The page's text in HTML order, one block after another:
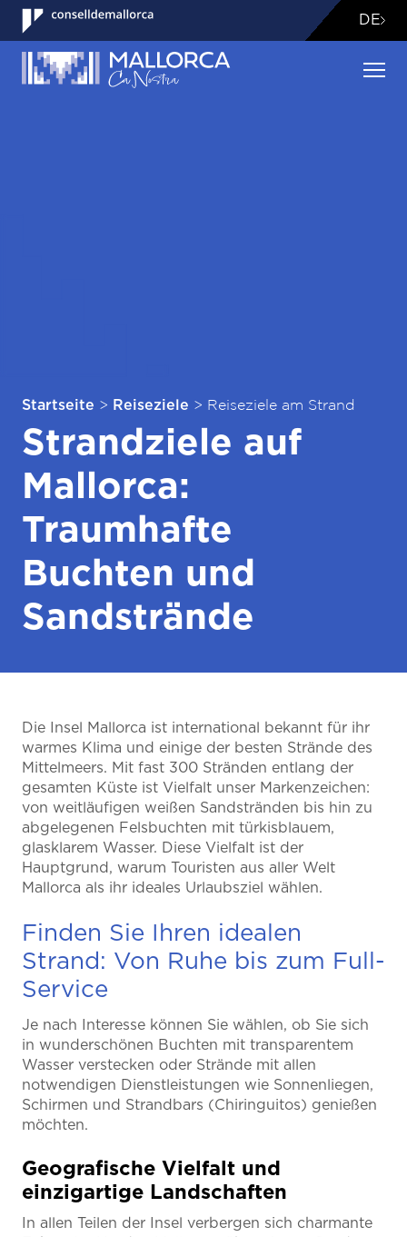
DE
Startseite > Reiseziele > Reiseziele am Strand
Strandziele auf
Mallorca:
Traumhafte
Buchten und
Sandstrände
Die Insel Mallorca ist international bekannt für ihr
warmes Klima und einige der besten Strände des
Mittelmeers. Mit fast 300 Stränden entlang der
gesamten Küste ist Vielfalt unser Markenzeichen:
von weitläufigen weißen Sandstränden bis hin zu
abgelegenen Felsbuchten mit türkisblauem,
glasklarem Wasser. Diese Vielfalt ist der
Hauptgrund, warum Touristen aus aller Welt
Mallorca als ihr ideales Urlaubsziel wählen.
Finden Sie Ihren idealen
Strand: Von Ruhe bis zum Full-
Service
Je nach Interesse können Sie wählen, ob Sie sich
in wunderschönen Buchten mit transparentem
Wasser verstecken oder Strände mit allen
notwendigen Dienstleistungen wie Sonnenliegen,
Schirmen und Strandbars (Chiringuitos) genießen
möchten.
Geografische Vielfalt und
einzigartige Landschaften
In allen Teilen der Insel verbergen sich charmante